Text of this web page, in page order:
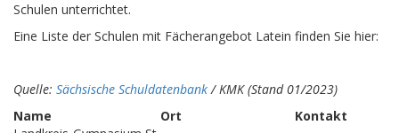
Schulen unterrichtet.
Eine Liste der Schulen mit Fächerangebot Latein finden Sie hier:
Quelle: Sächsische Schuldatenbank / KMK (Stand 01/2023)
Name
Ort
Kontakt